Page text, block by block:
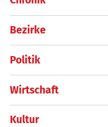
Bezirke
Politik
Wirtschaft
Kultur